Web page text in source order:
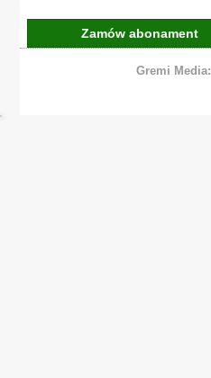
Zamów abonament
Gremi Media: